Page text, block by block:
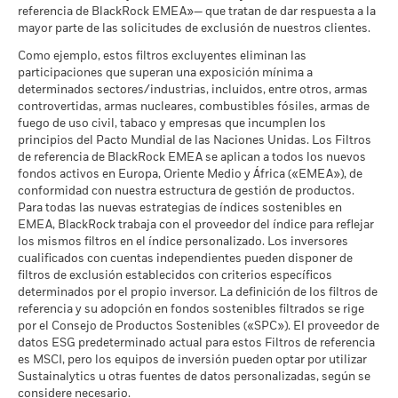
distinta de la utilizada para el cálculo de la rentabilidad
pasada. Fuente: Blackrock
Rendimiento medio cada año
El escenario de tensión muestra lo que usted podría recibir en
circunstancias extremas de los mercados.
Fondos de Lipper
a 17 jul 2026
Intensidad Media Ponderada
de Exposición al Carbono de
MSCI (toneladas de
emisiones de CO2 / millón de
$ en ventas)
a 17 jul 2026
Porcentaje de Cobertura ESG
de MSCI
a 17 jul 2026
100,00
Puntuación de Calidad ESG
de MSCI - Percentil entre
Empresas Similares
a 17 jul 2026
Fondos en Grupo de
Características Similares
a 17 jul 2026
304
Porcentaje de Cobertura de la
Media Ponderada de
Intensidad de Carbono de
MSCI
97,87
a 30 jun 2026
a 30 jun 2026
MSCI - Arenas Bituminosas
a 30 jun 2026
0,00%
Cobertura de Implicación
Empresarial
a 30 jun 2026
99,87%
Porcentaje del Fondo no
cubierto
a 30 jun 2026
0,13%
Las exposiciones a Implicación Empresarial de BlackRock
indicadas anteriormente para Carbón Térmico y Arenas
Bituminosas se calculan y notifican para aquellas empresas
en las que más de un 5 % de sus ingresos proceden de la
explotación de carbón térmico o arenas bituminosas de
referencia de BlackRock EMEA»— que tratan de dar respuesta a la
mayor parte de las solicitudes de exclusión de nuestros clientes.
Como ejemplo, estos filtros excluyentes eliminan las
participaciones que superan una exposición mínima a
determinados sectores/industrias, incluidos, entre otros, armas
controvertidas, armas nucleares, combustibles fósiles, armas de
fuego de uso civil, tabaco y empresas que incumplen los
principios del Pacto Mundial de las Naciones Unidas. Los Filtros
de referencia de BlackRock EMEA se aplican a todos los nuevos
fondos activos en Europa, Oriente Medio y África («EMEA»), de
conformidad con nuestra estructura de gestión de productos.
Para todas las nuevas estrategias de índices sostenibles en
EMEA, BlackRock trabaja con el proveedor del índice para reflejar
los mismos filtros en el índice personalizado. Los inversores
cualificados con cuentas independientes pueden disponer de
filtros de exclusión establecidos con criterios específicos
determinados por el propio inversor. La definición de los filtros de
referencia y su adopción en fondos sostenibles filtrados se rige
por el Consejo de Productos Sostenibles («SPC»). El proveedor de
datos ESG predeterminado actual para estos Filtros de referencia
es MSCI, pero los equipos de inversión pueden optar por utilizar
Sustainalytics u otras fuentes de datos personalizadas, según se
considere necesario.